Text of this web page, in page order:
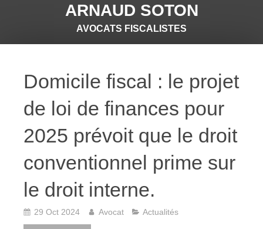
ARNAUD SOTON
AVOCATS FISCALISTES
Domicile fiscal : le projet
de loi de finances pour
2025 prévoit que le droit
conventionnel prime sur
le droit interne.
29 Oct 2024 Avocat Actualités